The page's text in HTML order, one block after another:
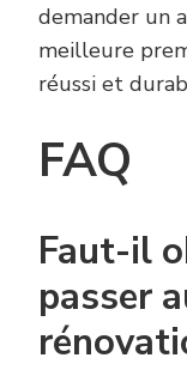
demander un
meilleure
réussi et
FAQ
Faut-il
passer